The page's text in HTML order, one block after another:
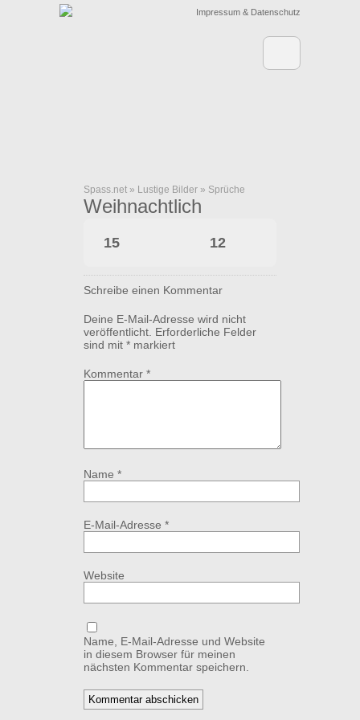
Impressum & Datenschutz
Spass.net » Lustige Bilder » Sprüche
Weihnachtlich
15 12
Schreibe einen Kommentar
Deine E-Mail-Adresse wird nicht
veröffentlicht. Erforderliche Felder
sind mit * markiert
Kommentar *
Name *
E-Mail-Adresse *
Website
Name, E-Mail-Adresse und Website
in diesem Browser für meinen
nächsten Kommentar speichern.